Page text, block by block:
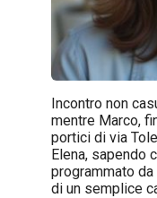
Incontro non
mentre Marco,
portici di via
Elena, sapendo
programmato
di un semplice